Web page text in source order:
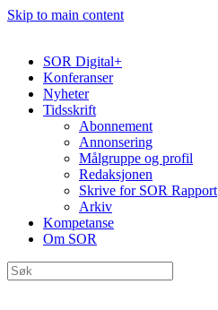
Skip to main content
SOR Digital+
Konferanser
Nyheter
Tidsskrift
Abonnement
Annonsering
Målgruppe og profil
Redaksjonen
Skrive for SOR Rapport
Arkiv
Kompetanse
Om SOR